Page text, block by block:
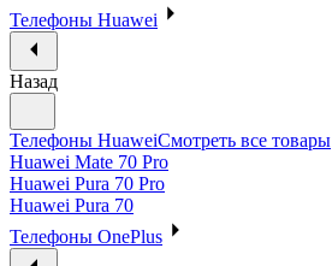
Телефоны Huawei
Назад
Телефоны HuaweiСмотреть все товары
Huawei Mate 70 Pro
Huawei Pura 70 Pro
Huawei Pura 70
Телефоны OnePlus